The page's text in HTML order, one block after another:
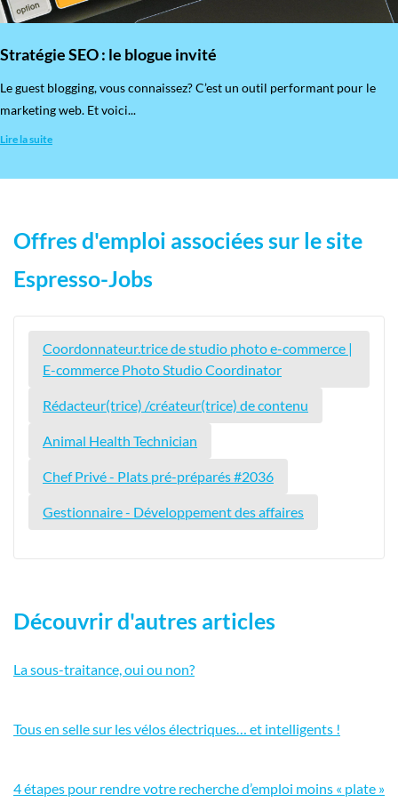
Stratégie SEO : le blogue invité
​Le guest blogging, vous connaissez? C’est un outil performant pour le
marketing web. Et voici...
Lire la suite
Offres d'emploi associées sur le site
Espresso-Jobs
Coordonnateur.trice de studio photo e-commerce |
E-commerce Photo Studio Coordinator
Rédacteur(trice) /créateur(trice) de contenu
Animal Health Technician
Chef Privé - Plats pré-préparés #2036
Gestionnaire - Développement des affaires
Découvrir d'autres articles
La sous-traitance, oui ou non?
Tous en selle sur les vélos électriques… et intelligents !
4 étapes pour rendre votre recherche d’emploi moins « plate »